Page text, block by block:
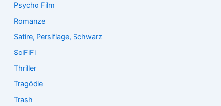
Psycho Film
Romanze
Satire, Persiflage, Schwarz
SciFiFi
Thriller
Tragödie
Trash